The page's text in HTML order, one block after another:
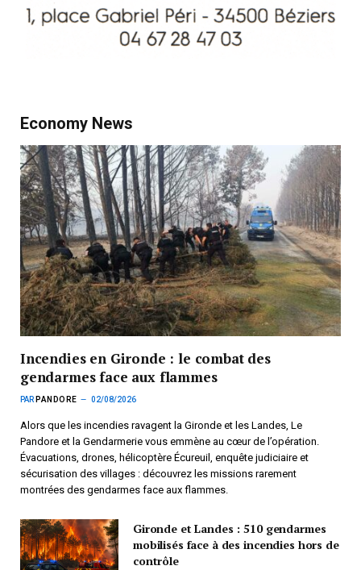
Economy News
Incendies en Gironde : le combat des
gendarmes face aux flammes
PAR PANDORE 02/08/2026
Alors que les incendies ravagent la Gironde et les Landes, Le
Pandore et la Gendarmerie vous emmène au cœur de l’opération.
Évacuations, drones, hélicoptère Écureuil, enquête judiciaire et
sécurisation des villages : découvrez les missions rarement
montrées des gendarmes face aux flammes.
Gironde et Landes : 510 gendarmes
mobilisés face à des incendies hors de
contrôle